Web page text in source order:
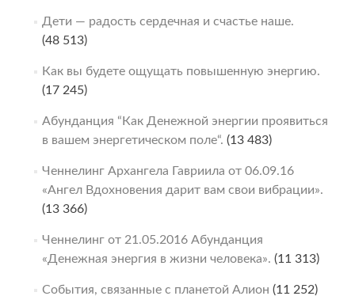
Дети — радость сердечная и счастье наше.
(48 513)
Как вы будете ощущать повышенную энергию.
(17 245)
Абунданция “Как Денежной энергии проявиться
в вашем энергетическом поле“. (13 483)
Ченнелинг Архангела Гавриила от 06.09.16
«Ангел Вдохновения дарит вам свои вибрации».
(13 366)
Ченнелинг от 21.05.2016 Абунданция
«Денежная энергия в жизни человека». (11 313)
События, связанные с планетой Алион (11 252)